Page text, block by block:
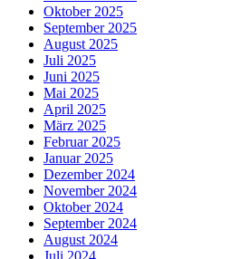
Oktober 2025
September 2025
August 2025
Juli 2025
Juni 2025
Mai 2025
April 2025
März 2025
Februar 2025
Januar 2025
Dezember 2024
November 2024
Oktober 2024
September 2024
August 2024
Juli 2024